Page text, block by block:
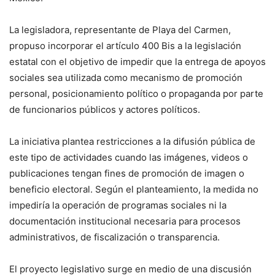
La legisladora, representante de Playa del Carmen,
propuso incorporar el artículo 400 Bis a la legislación
estatal con el objetivo de impedir que la entrega de apoyos
sociales sea utilizada como mecanismo de promoción
personal, posicionamiento político o propaganda por parte
de funcionarios públicos y actores políticos.
La iniciativa plantea restricciones a la difusión pública de
este tipo de actividades cuando las imágenes, videos o
publicaciones tengan fines de promoción de imagen o
beneficio electoral. Según el planteamiento, la medida no
impediría la operación de programas sociales ni la
documentación institucional necesaria para procesos
administrativos, de fiscalización o transparencia.
El proyecto legislativo surge en medio de una discusión